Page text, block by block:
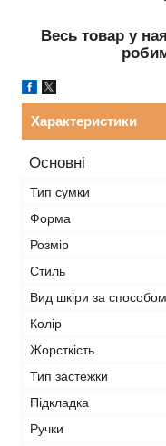
Весь товар у
Характеристики
Основні
Тип сумки
Форма
Розмір
Стиль
Вид шкіри за
Колір
Жорсткість
Тип застежки
Підкладка
Ручки